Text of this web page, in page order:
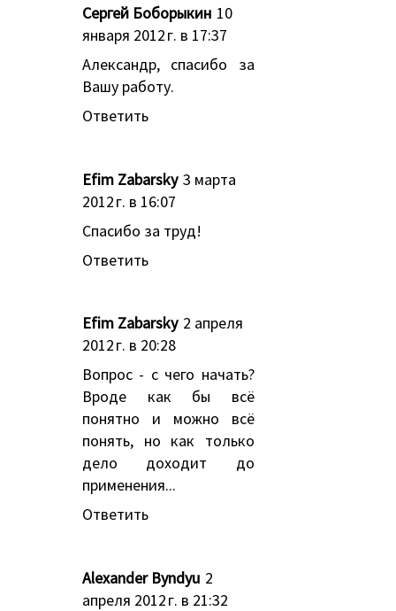
Сергей Боборыкин 10
января 2012 г. в 17:37
Александр, спасибо за
Вашу работу.
Ответить
Efim Zabarsky 3 марта
2012 г. в 16:07
Спасибо за труд!
Ответить
Efim Zabarsky 2 апреля
2012 г. в 20:28
Вопрос - с чего начать?
Вроде как бы всё
понятно и можно всё
понять, но как только
дело доходит до
применения...
Ответить
Alexander Byndyu 2
апреля 2012 г. в 21:32